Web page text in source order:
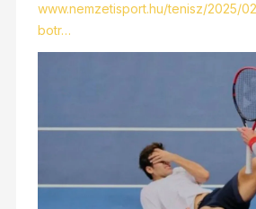
www.nemzetisport.hu/tenisz/2025/
botr…